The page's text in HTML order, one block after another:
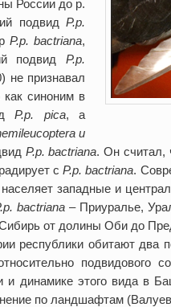
России до р.
подвидP.p.
P.p. bactriana,
подвидP.p.
не признавал
синоним в
P.p. pica, а
и
P.p. bactriana. Он считал,
сP.p. bactriana.
населяет западные и
.p. bactriana– Приуралье,
от долины Оби до
республики обитают два
подвидового
и динамике этого вида в
по ландшафтам